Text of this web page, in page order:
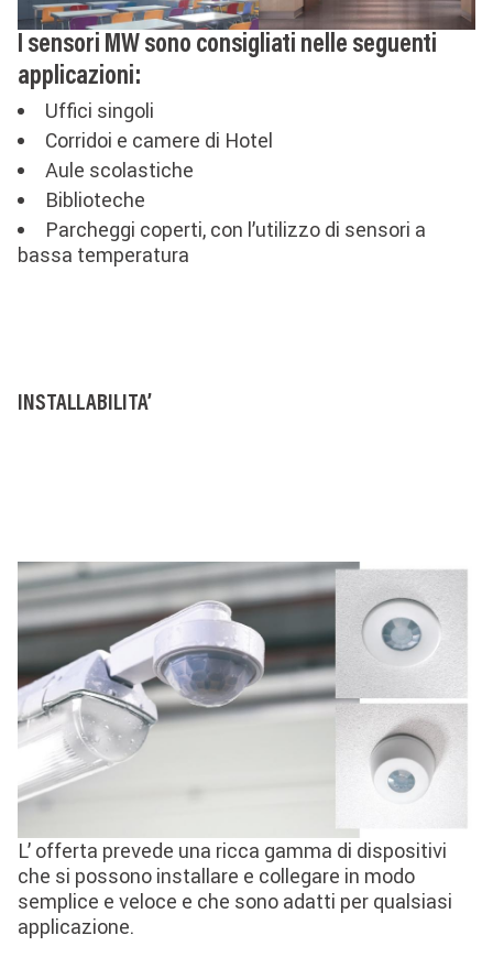
I sensori MW sono consigliati nelle seguenti
applicazioni:
Uffici singoli
Corridoi e camere di Hotel
Aule scolastiche
Biblioteche
Parcheggi coperti, con l’utilizzo di sensori a
bassa temperatura
INSTALLABILITA’
L’ offerta prevede una ricca gamma di dispositivi
che si possono installare e collegare in modo
semplice e veloce e che sono adatti per qualsiasi
applicazione.